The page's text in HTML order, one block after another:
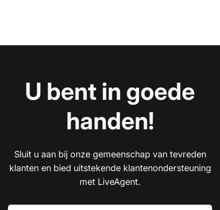
U bent in goede
handen!
Sluit u aan bij onze gemeenschap van tevreden
klanten en bied uitstekende klantenondersteuning
met LiveAgent.